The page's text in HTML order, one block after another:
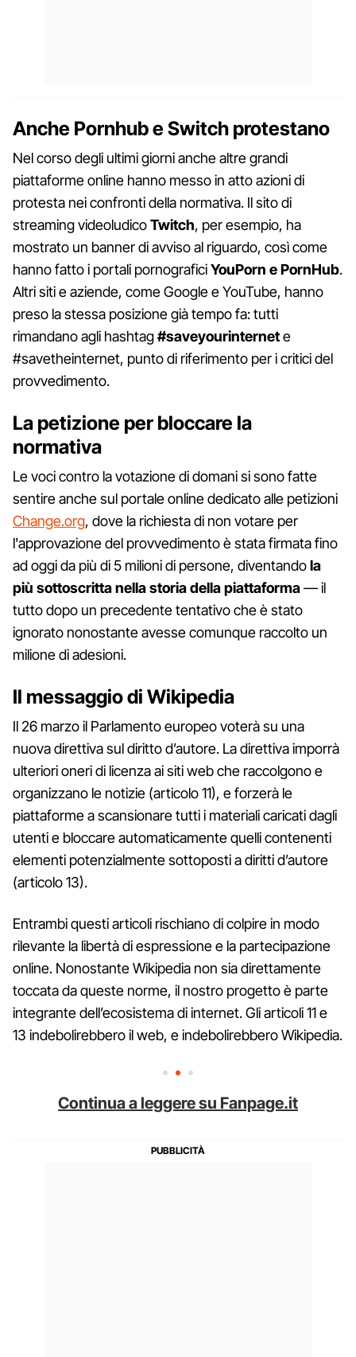
Anche Pornhub e Switch protestano
Nel corso degli ultimi giorni anche altre grandi
piattaforme online hanno messo in atto azioni di
protesta nei confronti della normativa. Il sito di
streaming videoludicoTwitch, per esempio, ha
mostrato un banner di avviso al riguardo, così come
hanno fatto i portali pornograficiYouPorn e PornHub.
Altri siti e aziende, come Google e YouTube, hanno
preso la stessa posizione già tempo fa: tutti
rimandano agli hashtag#saveyourinternete
#savetheinternet, punto di riferimento per i critici del
provvedimento.
La petizione per bloccare la
normativa
Le voci contro la votazione di domani si sono fatte
sentire anche sul portale online dedicato alle petizioni
Change.org, dove la richiesta di non votare per
l'approvazione del provvedimento è stata firmata fino
ad oggi da più di 5 milioni di persone, diventandola
più sottoscritta nella storia della piattaforma— il
tutto dopo un precedente tentativo che è stato
ignorato nonostante avesse comunque raccolto un
milione di adesioni.
Il messaggio di Wikipedia
Il 26 marzo il Parlamento europeo voterà su una
nuova direttiva sul diritto d’autore. La direttiva imporrà
ulteriori oneri di licenza ai siti web che raccolgono e
organizzano le notizie (articolo 11), e forzerà le
piattaforme a scansionare tutti i materiali caricati dagli
utenti e bloccare automaticamente quelli contenenti
elementi potenzialmente sottoposti a diritti d’autore
(articolo 13).
Entrambi questi articoli rischiano di colpire in modo
rilevante la libertà di espressione e la partecipazione
online. Nonostante Wikipedia non sia direttamente
toccata da queste norme, il nostro progetto è parte
integrante dell’ecosistema di internet. Gli articoli 11 e
13 indebolirebbero il web, e indebolirebbero Wikipedia.
Continua a leggere su Fanpage.it